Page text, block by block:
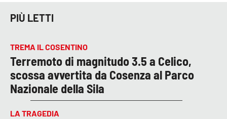
PIÙ LETTI
TREMA IL COSENTINO
Terremoto di magnitudo 3.5 a Celico,
scossa avvertita da Cosenza al Parco
Nazionale della Sila
LA TRAGEDIA